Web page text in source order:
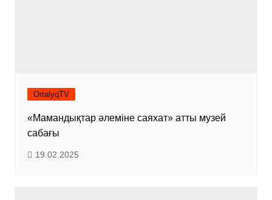
OrtalyqTV
«Мамандықтар әлеміне саяхат» атты музей
сабағы
19.02.2025